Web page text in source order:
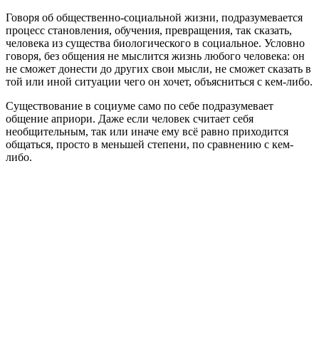
Говоря об общественно-социальной жизни, подразумевается
процесс становления, обучения, превращения, так сказать,
человека из существа биологического в социальное. Условно
говоря, без общения не мыслится жизнь любого человека: он
не сможет донести до других свои мысли, не сможет сказать в
той или иной ситуации чего он хочет, объясниться с кем-либо.
Существование в социуме само по себе подразумевает
общение априори. Даже если человек считает себя
необщительным, так или иначе ему всё равно приходится
общаться, просто в меньшей степени, по сравнению с кем-
либо.